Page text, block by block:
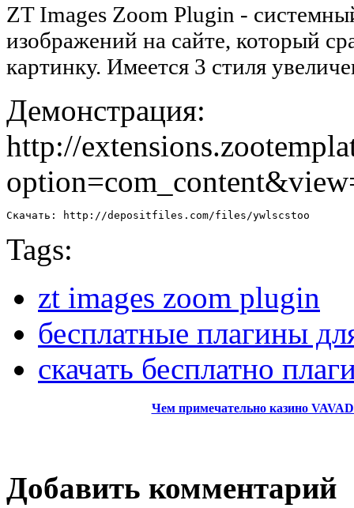
ZT Images Zoom Plugin -
изображений на сайте, который
картинку. Имеется 3 стиля
Демонстрация:
http://
Скачать: http://depositfiles.com/files/ywlscstoo
Tags:
zt images zoom plugin
бесплатные плагины
скачать бесплатно
Чем примечательно казино
Добавить комментарий